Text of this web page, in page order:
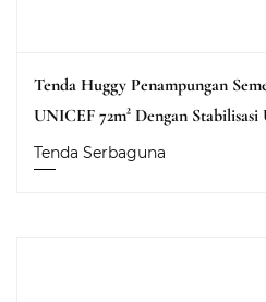
Tenda Huggy Penampungan
UNICEF 72m² Dengan Stabilisasi
Tenda Serbaguna